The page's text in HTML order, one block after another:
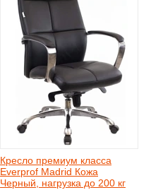
Кресло премиум класса
Everprof Madrid Кожа
Черный, нагрузка до 200 кг